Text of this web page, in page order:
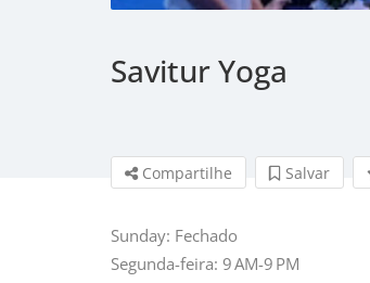
Savitur Yoga
Compartilhe Salvar
Sunday: Fechado
Segunda-feira: 9 AM-9 PM